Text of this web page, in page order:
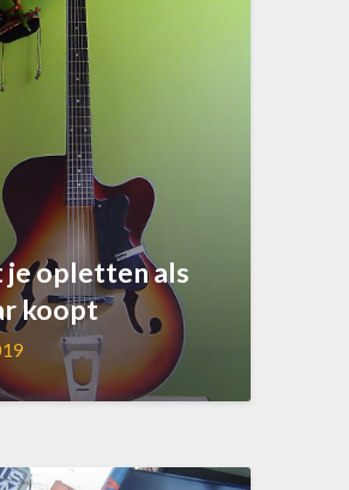
je opletten als
koopt